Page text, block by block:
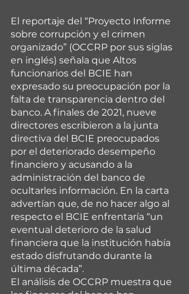
El reportaje del “Proyecto Informe
sobre corrupción y el crimen
organizado” (OCCRP por sus siglas
en inglés) señala que Altos
funcionarios del BCIE han
expresado su preocupación por la
falta de transparencia dentro del
banco. A finales de 2021, nueve
directores escribieron a la junta
directiva del BCIE preocupados
por el deteriorado desempeño
financiero y acusando a la
administración del banco de
ocultarles información. En la carta
advertían que, de no hacer algo al
respecto el BCIE enfrentaría “un
eventual deterioro de la salud
financiera que la institución había
estado disfrutando durante la
última década”.
El análisis de OCCRP muestra que